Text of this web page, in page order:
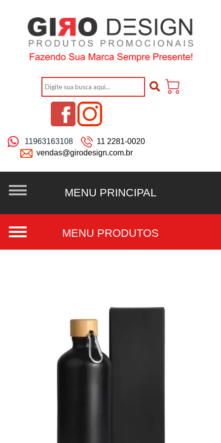
11963163108
11 2281-0020
vendas@girodesign.com.br